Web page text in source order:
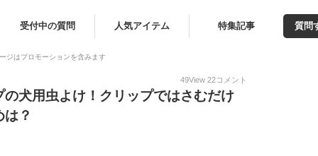
受付中の質問 人気アイテム 特集記事 質問
ジはプロモーションを含みます
49View 22コメント
犬用虫よけ！クリップではさむだけ
？